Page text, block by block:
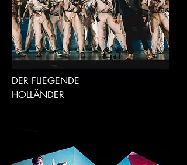
DER FLIEGENDE
HOLLÄNDER